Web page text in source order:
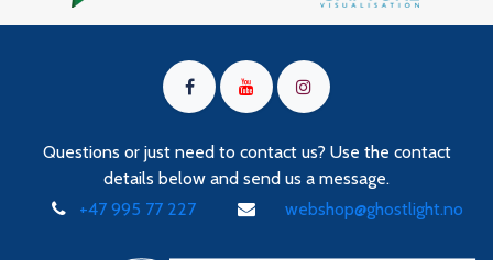
Questions or just need to contact us? Use the contact
details below and send us a message.
+47 995 77 227
webshop@ghostlight.no